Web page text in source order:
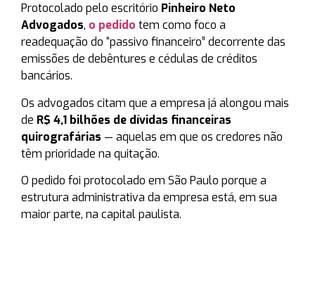
Protocolado pelo escritório Pinheiro Neto
Advogados, o pedido tem como foco a
readequação do “passivo financeiro” decorrente das
emissões de debêntures e cédulas de créditos
bancários.
Os advogados citam que a empresa já alongou mais
de R$ 4,1 bilhões de dívidas financeiras
quirografárias — aquelas em que os credores não
têm prioridade na quitação.
O pedido foi protocolado em São Paulo porque a
estrutura administrativa da empresa está, em sua
maior parte, na capital paulista.